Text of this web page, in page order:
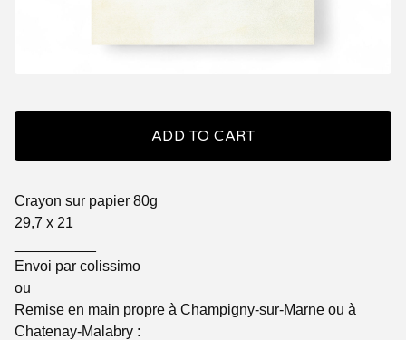
ADD TO CART
Crayon sur papier 80g
29,7 x 21
Envoi par colissimo
ou
Remise en main propre à Champigny-sur-Marne ou à
Chatenay-Malabry :